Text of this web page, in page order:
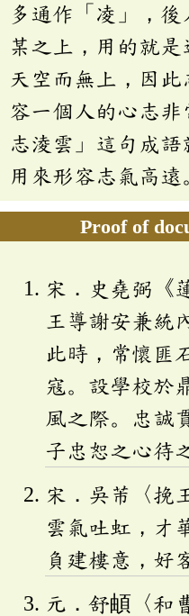
多通作「凌」，
某之上，用的就
天空而無上，因
容一個人的心志
志淩雲」這句成語
用來形容志氣高遠
Proof of
宋．史堯弼《
王導謝安兼統
此時，常懷匪
寇。設學校於
風之際。忠誠
子忠恕之心待
宋．吳芾〈挽
雲氣吐虹，才
負建樓意，好
元．舒頔〈和